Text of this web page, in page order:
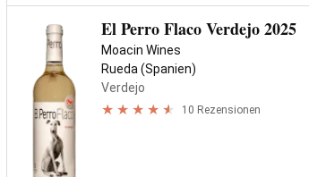
El Perro Flaco Verdejo 2025
Moacin Wines
Rueda (Spanien)
Verdejo
10 Rezensionen